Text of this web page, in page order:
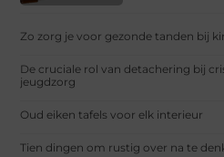
Zo zorg je voor gezonde tanden bij
De cruciale rol van detachering bij
jeugdzorg
Oud eiken tafels voor elk interieur
Tien dingen om rustig over na te